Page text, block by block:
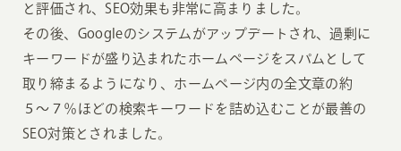
と評価され、SEO効果も非常に高まりました。
その後、Googleのシステムがアップデートされ、過剰に
キーワードが盛り込まれたホームページをスパムとして
取り締まるようになり、ホームページ内の全文章の約
５〜７％ほどの検索キーワードを詰め込むことが最善の
SEO対策とされました。